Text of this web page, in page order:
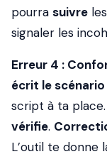
pourra suivre
signaler les
Erreur 4 :
écrit le scénario
script à ta
vérifie.
L’outil te donne